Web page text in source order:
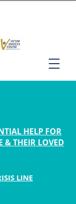
HELP FOR
& THEIR LOVED
LINE